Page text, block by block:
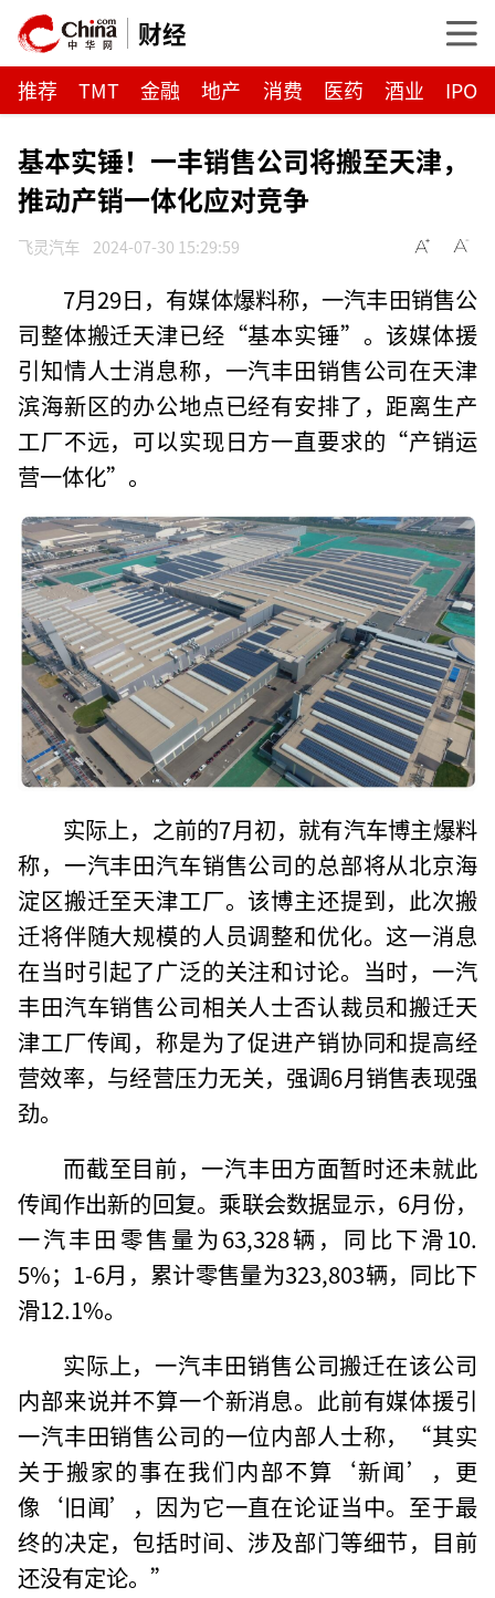
财经
推荐 TMT 金融 地产 消费 医药 酒业 IPO
基本实锤！一丰销售公司将搬至天津，
推动产销一体化应对竞争
飞灵汽车 2024-07-30 15:29:59
7月29日，有媒体爆料称，一汽丰田销售公
司整体搬迁天津已经“基本实锤”。该媒体援
引知情人士消息称，一汽丰田销售公司在天津
滨海新区的办公地点已经有安排了，距离生产
工厂不远，可以实现日方一直要求的“产销运
营一体化”。
实际上，之前的7月初，就有汽车博主爆料
称，一汽丰田汽车销售公司的总部将从北京海
淀区搬迁至天津工厂。该博主还提到，此次搬
迁将伴随大规模的人员调整和优化。这一消息
在当时引起了广泛的关注和讨论。当时，一汽
丰田汽车销售公司相关人士否认裁员和搬迁天
津工厂传闻，称是为了促进产销协同和提高经
营效率，与经营压力无关，强调6月销售表现强
劲。
而截至目前，一汽丰田方面暂时还未就此
传闻作出新的回复。乘联会数据显示，6月份，
一汽丰田零售量为63,328辆，同比下滑10.
5%；1-6月，累计零售量为323,803辆，同比下
滑12.1%。
实际上，一汽丰田销售公司搬迁在该公司
内部来说并不算一个新消息。此前有媒体援引
一汽丰田销售公司的一位内部人士称，“其实
关于搬家的事在我们内部不算‘新闻’，更
像‘旧闻’，因为它一直在论证当中。至于最
终的决定，包括时间、涉及部门等细节，目前
还没有定论。”